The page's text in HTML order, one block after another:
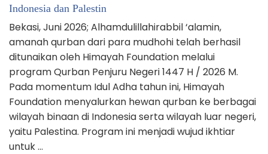
Indonesia dan Palestin
Bekasi, Juni 2026; Alhamdulillahirabbil ‘alamin,
amanah qurban dari para mudhohi telah berhasil
ditunaikan oleh Himayah Foundation melalui
program Qurban Penjuru Negeri 1447 H / 2026 M.
Pada momentum Idul Adha tahun ini, Himayah
Foundation menyalurkan hewan qurban ke berbagai
wilayah binaan di Indonesia serta wilayah luar negeri,
yaitu Palestina. Program ini menjadi wujud ikhtiar
untuk …